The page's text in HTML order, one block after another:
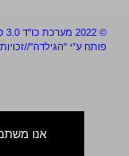
מערכת כו"ד
"הגילדה"//זכויות התוכן